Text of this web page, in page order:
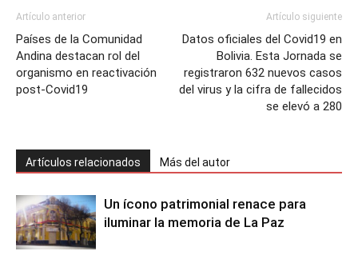
Artículo anterior
Países de la Comunidad
Andina destacan rol del
organismo en reactivación
post-Covid19
Artículo siguiente
Datos oficiales del Covid19 en
Bolivia. Esta Jornada se
registraron 632 nuevos casos
del virus y la cifra de fallecidos
se elevó a 280
Artículos relacionados Más del autor
Un ícono patrimonial renace para
iluminar la memoria de La Paz